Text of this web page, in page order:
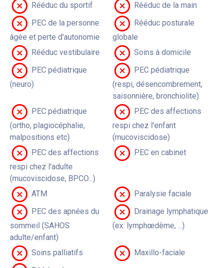
Rééduc du sportif
Rééduc de la main
PEC de la personne
âgée et perte d'autonomie
Rééduc posturale
globale
Rééduc vestibulaire
Soins à domicile
PEC pédiatrique
(neuro)
PEC pédiatrique
(respi, désencombrement,
saisonnière, bronchiolite)
PEC pédiatrique
(ortho, plagiocéphalie,
malpositions etc)
PEC des affections
respi chez l'enfant
(mucoviscidose)
PEC des affections
respi chez l'adulte
(mucoviscidose, BPCO...)
PEC en cabinet
ATM
Paralysie faciale
PEC des apnées du
sommeil (SAHOS
adulte/enfant)
Drainage lymphatique
(ex: lymphœdème, ...)
Soins palliatifs
Maxillo-faciale